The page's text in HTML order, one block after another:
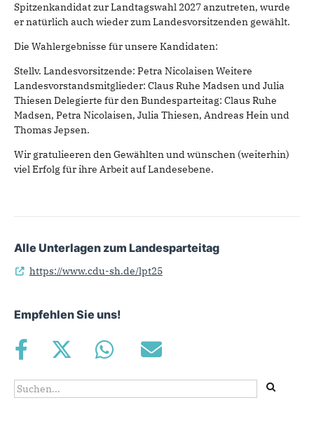
Spitzenkandidat zur Landtagswahl 2027 anzutreten, wurde
er natürlich auch wieder zum Landesvorsitzenden gewählt.
Die Wahlergebnisse für unsere Kandidaten:
Stellv. Landesvorsitzende: Petra Nicolaisen Weitere
Landesvorstandsmitglieder: Claus Ruhe Madsen und Julia
Thiesen Delegierte für den Bundesparteitag: Claus Ruhe
Madsen, Petra Nicolaisen, Julia Thiesen, Andreas Hein und
Thomas Jepsen.
Wir gratulieeren den Gewählten und wünschen (weiterhin)
viel Erfolg für ihre Arbeit auf Landesebene.
Alle Unterlagen zum Landesparteitag
https://www.cdu-sh.de/lpt25
Empfehlen Sie uns!
Suchformular
Suche